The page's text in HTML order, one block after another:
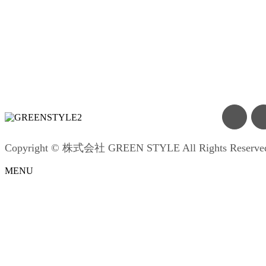
Copyright © 株式会社 GREEN STYLE All Rights
MENU